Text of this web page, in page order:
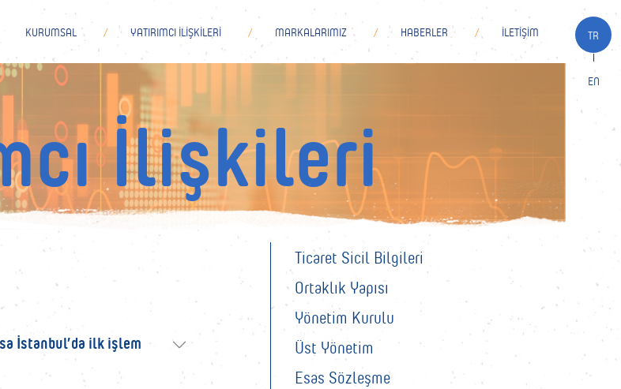
KURUMSAL YATIRIMCI İLİŞKİLERİ MARKALARIMIZ
PERAKENDE ÜRÜNLERİMİZ ENDÜSTRİYEL ÜRÜNLERİMİZ GLUTENSİZ HAZIR ÜRÜNLERİMİZ
HABERLER İLETİŞİM TR
EN
İlişkileri
İstanbul’da ilk işlem
Ticaret Sicil Bilgileri
Ortaklık Yapısı
Yönetim Kurulu
Üst Yönetim
Esas Sözleşme